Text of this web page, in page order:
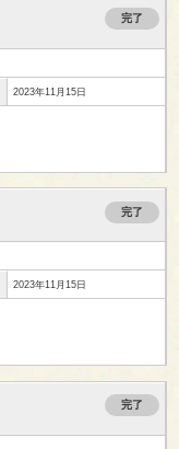
完了
2023年11月15日
完了
2023年11月15日
完了